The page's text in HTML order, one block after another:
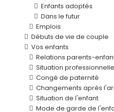
Enfants adoptés
Dans le futur
Emplois
Débuts de vie de couple
Vos enfants
Relations parents-
Situation
Congé de paternité
Changements après
Situation de l'enfant
Mode de garde de